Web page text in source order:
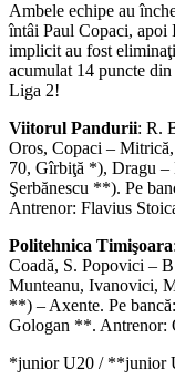
Ambele echipe au
întâi Paul Copaci, apoi
implicit au fost
acumulat 14 puncte
Liga 2!
Viitorul Pandurii: R.
Oros, Copaci –
70, Gîrbiţă *), Dragu –
Şerbănescu **). Pe
Antrenor: Flavius
Politehnica Timişoara
Coadă, S. Popovici –
Munteanu, Ivanovici,
**) – Axente. Pe
Gologan **. Antrenor:
*junior U20 / **junior